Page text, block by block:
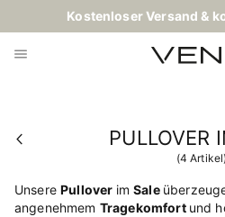
Kostenloser Versand &
PULLOVER
(4 Artikel)
UnserePullover imSale
angenehmem Tragekomfort und